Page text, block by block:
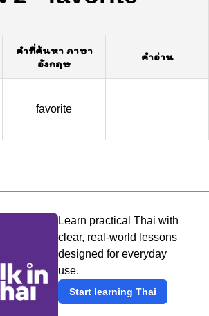
คำที่ค้นหา ภาษา
อังกฤษ
คำอ่าน
favorite
Learn practical Thai with
clear, real-world lessons
designed for everyday
use.
Start learning Thai